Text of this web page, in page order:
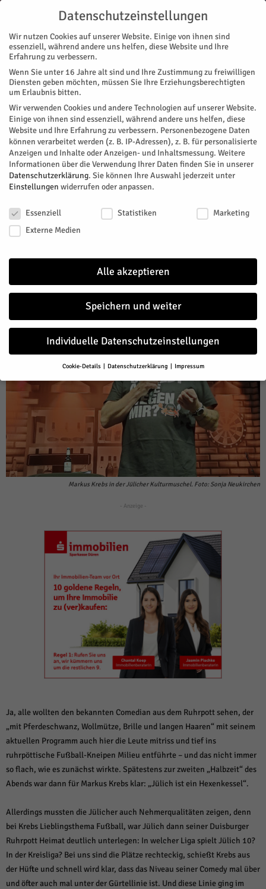
Start Stadtteile Jülich Drunter und drüber „im Jülicher Hexenkessel“
STADTTEILE JÜLICH
Drunter und drüber „im Jülicher
Hexenkessel“
Am Anfang stand Deutschlands beliebtem Witzeerzähler und
Stand-up-Comedian Markus Krebs noch die bange Frage auf
der Stirn – und auch auf seinen Werbeplakaten – „Comedy
Plätze der Kulturmuschel waren am Sonntag abend fast
restlos belegt. Die Muschel im Brückenkopf-Park verbuchte
damit die vierte Großveranstaltung dieser Art.
VonSonja Neukirchen- November 14, 2022 491 0
Facebook Twitter
Markus Krebs in der Jülicher Kulturmuschel. Foto: Sonja Neukirchen
- Anzeige -
Ja, alle wollten den bekannten Comedian aus dem Ruhrpott sehen, der
„mit Pferdeschwanz, Wollmütze, Brille und langen Haaren“ mit seinem
aktuellen Programm auch hier die Leute mitriss und tief ins
ruhrpöttische Fußball-Kneipen Milieu entführte – und das nicht immer
so flach, wie es zunächst wirkte. Spätestens zur zweiten „Halbzeit“ des
Abends war dann für Markus Krebs klar: „Jülich ist ein Hexenkessel“.
Allerdings mussten die Jülicher auch Nehmerqualitäten zeigen, denn
bei Krebs Lieblingsthema Fußball, war Jülich dann seiner Duisburger
Ruhrpott Heimat deutlich unterlegen: In welcher Liga spielt Jülich 10?
In der Kreisliga? Bei uns sind die Plätze rechteckig, schießt Krebs aus
der Hüfte und schnell wird klar, dass das Niveau seiner Comedy mal über
und öfter auch mal unter der Gürtellinie ist. Und diese Linie ging im
Datenschutzeinstellungen
Wir nutzen Cookies auf unserer Website. Einige von ihnen sind
essenziell, während andere uns helfen, diese Website und Ihre
Erfahrung zu verbessern.
Wenn Sie unter 16 Jahre alt sind und Ihre Zustimmung zu freiwilligen
Diensten geben möchten, müssen Sie Ihre Erziehungsberechtigten
um Erlaubnis bitten.
Wir verwenden Cookies und andere Technologien auf unserer Website.
Einige von ihnen sind essenziell, während andere uns helfen, diese
Website und Ihre Erfahrung zu verbessern. Personenbezogene Daten
können verarbeitet werden (z. B. IP-Adressen), z. B. für personalisierte
Anzeigen und Inhalte oder Anzeigen- und Inhaltsmessung. Weitere
Informationen über die Verwendung Ihrer Daten finden Sie in unserer
Datenschutzerklärung. Sie können Ihre Auswahl jederzeit unter
Einstellungen widerrufen oder anpassen.
Essenziell
Statistiken
Marketing
Externe Medien
Alle akzeptieren
Speichern und weiter
Individuelle Datenschutzeinstellungen
Cookie-Details Datenschutzerklärung Impressum
Datenschutzeinstellungen
Wenn Sie unter 16 Jahre alt sind und Ihre Zustimmung zu freiwilligen
Diensten geben möchten, müssen Sie Ihre Erziehungsberechtigten
um Erlaubnis bitten.
Wir verwenden Cookies und andere Technologien auf unserer Website.
Einige von ihnen sind essenziell, während andere uns helfen, diese
Website und Ihre Erfahrung zu verbessern.
Personenbezogene Daten
können verarbeitet werden (z. B. IP-Adressen), z. B. für personalisierte
Anzeigen und Inhalte oder Anzeigen- und Inhaltsmessung. Weitere
weitere Informationen anzeigen lassen und so nur bestimmte Cookies
Speichern und weiter
Zurück
Datenschutzeinstellungen
Essenzielle Cookies ermöglichen grundlegende Funktionen und sind für die
einwandfreie Funktion der Website erforderlich.
Cookie-Informationen anzeigen
Statistik Cookies erfassen Informationen anonym. Diese Informationen helfen
uns zu verstehen, wie unsere Besucher unsere Website nutzen.
Cookie-Informationen anzeigen
Marketing (1)
Marketing-Cookies werden von Drittanbietern oder Publishern verwendet,
um personalisierte Werbung anzuzeigen. Sie tun dies, indem sie Besucher
Cookie-Informationen anzeigen
Externe Medien (6)
Inhalte von Videoplattformen und Social-Media-Plattformen werden
standardmäßig blockiert. Wenn Cookies von externen Medien akzeptiert
werden, bedarf der Zugriff auf diese Inhalte keiner manuellen Einwilligung